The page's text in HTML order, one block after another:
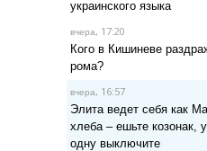
украинского языка
вчера, 17:20
Кого в Кишиневе
рома?
вчера, 16:57
Элита ведет себя как
хлеба – ешьте козонак,
одну выключите